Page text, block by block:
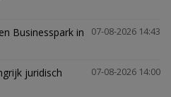
07-08-2026 14:43
Businesspark in
07-08-2026 14:00
juridisch